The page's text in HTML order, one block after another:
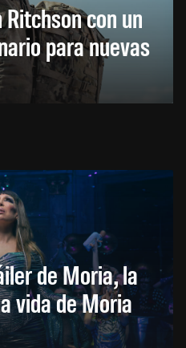
con un
para nuevas
de Moria, la
vida de Moria